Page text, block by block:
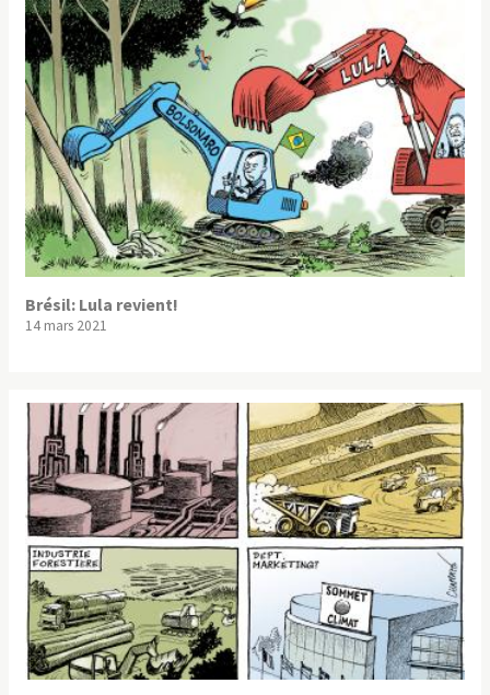
Brésil: Lula revient!
14 mars 2021